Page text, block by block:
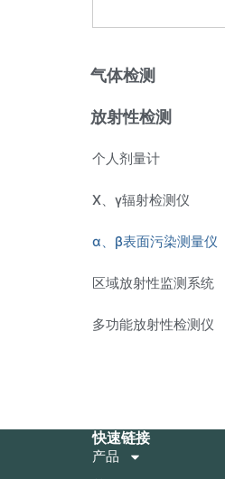
气体检测
放射性检测
个人剂量计
X、γ辐射检测仪
α、β表面污染测量仪
区域放射性监测系统
多功能放射性检测仪
快速链接
产品